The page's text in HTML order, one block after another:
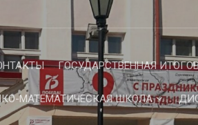
ГОСУДАРСТВЕННАЯ
МАТЕМАТИЧЕСКАЯ ШКОЛА